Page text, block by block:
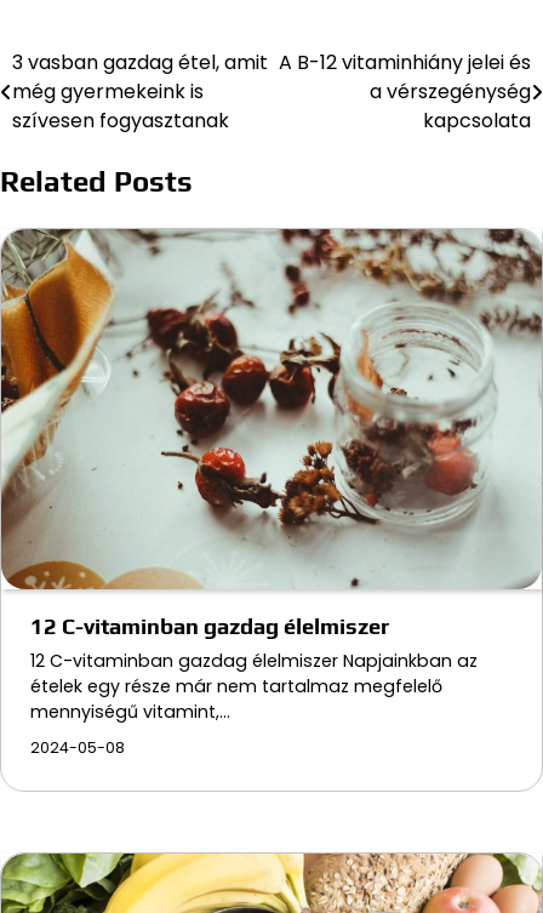
3 vasban gazdag étel, amit
még gyermekeink is
szívesen fogyasztanak
A B-12 vitaminhiány jelei és
a vérszegénység
kapcsolata
Related Posts
12 C-vitaminban gazdag élelmiszer
12 C-vitaminban gazdag élelmiszer Napjainkban az
ételek egy része már nem tartalmaz megfelelő
mennyiségű vitamint,…
2024-05-08